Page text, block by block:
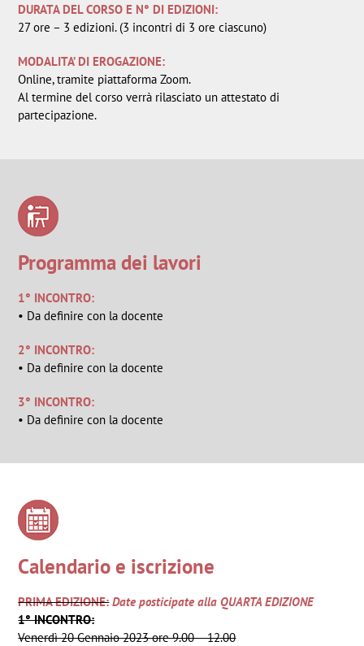
DURATA DEL CORSO E N° DI EDIZIONI:
27 ore – 3 edizioni. (3 incontri di 3 ore ciascuno)
MODALITA’ DI EROGAZIONE:
Online, tramite piattaforma Zoom.
Al termine del corso verrà rilasciato un attestato di
partecipazione.
Programma dei lavori
1° INCONTRO:
• Da definire con la docente
2° INCONTRO:
• Da definire con la docente
3° INCONTRO:
• Da definire con la docente
Calendario e iscrizione
PRIMA EDIZIONE:Date posticipate alla QUARTA EDIZIONE
1° INCONTRO:
Venerdì 20 Gennaio 2023 ore 9.00 – 12.00